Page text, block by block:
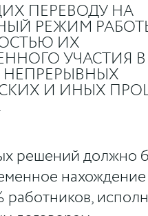
ПЕРЕВОДУ НА
РЕЖИМ
ИХ
УЧАСТИЯ В
И ИНЫХ
решений должно
работников,